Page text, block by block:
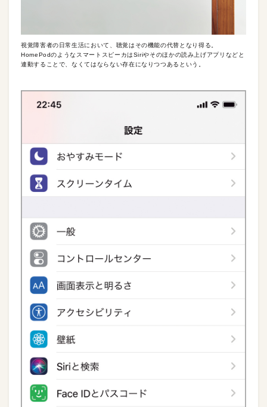
視覚障害者の日常生活において、聴覚はその機能の代替となり得る。
HomePodのようなスマートスピーカはSiriやそのほかの読み上げアプリなどと
連動することで、なくてはならない存在になりつつあるという。